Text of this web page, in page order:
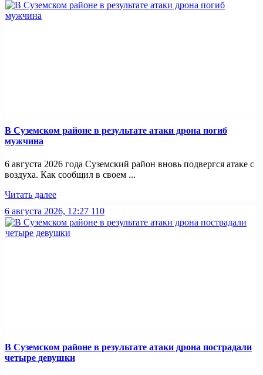
В Суземском районе в результате атаки дрона погиб
мужчина
6 августа 2026 года Суземский район вновь подвергся атаке с
воздуха. Как сообщил в своем ...
Читать далее
6 августа 2026, 12:27 110
В Суземском районе в результате атаки дрона пострадали
четыре девушки